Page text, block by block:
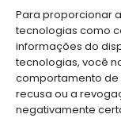
Para proporcionar
tecnologias como
informações do
tecnologias, você
comportamento de
recusa ou a
negativamente